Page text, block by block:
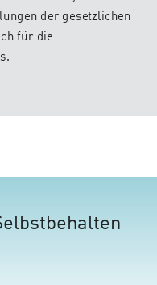
der gesetzlichen
für die